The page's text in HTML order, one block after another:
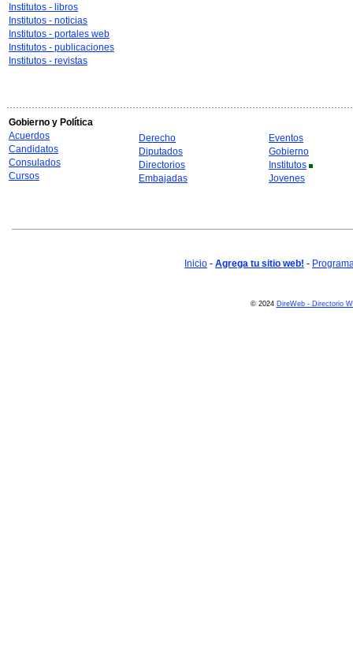
Institutos - libros
Institutos - noticias
Institutos - portales web
Institutos - publicaciones
Institutos - revistas
Gobierno y Política
Acuerdos
Candidatos
Consulados
Cursos
Derecho
Diputados
Directorios
Embajadas
Eventos
Gobierno
Institutos
Jovenes
Inicio - Agrega tu sitio web! -
© 2024 DireWeb - Directorio